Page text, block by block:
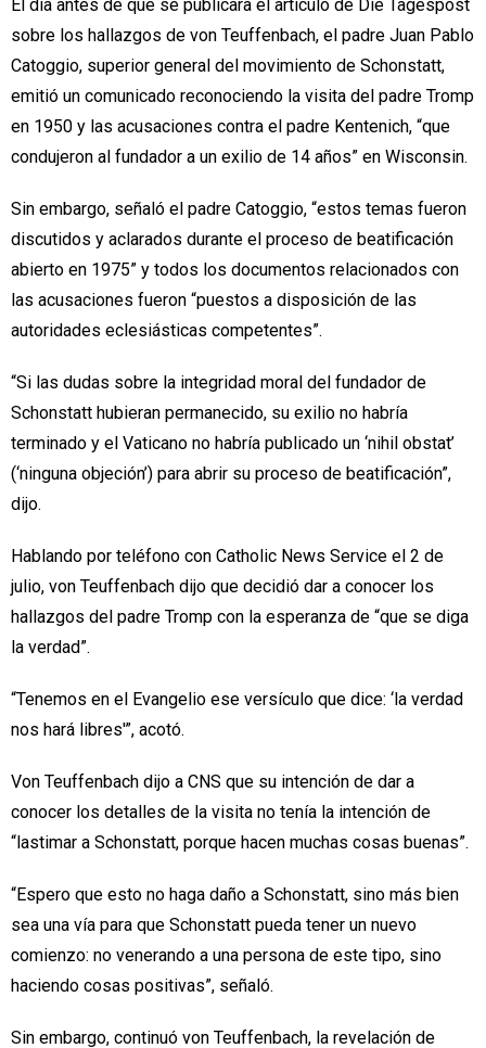
El día antes de que se publicara el artículo de Die Tagespost
sobre los hallazgos de von Teuffenbach, el padre Juan Pablo
Catoggio, superior general del movimiento de Schonstatt,
emitió un comunicado reconociendo la visita del padre Tromp
en 1950 y las acusaciones contra el padre Kentenich, “que
condujeron al fundador a un exilio de 14 años” en Wisconsin.
Sin embargo, señaló el padre Catoggio, “estos temas fueron
discutidos y aclarados durante el proceso de beatificación
abierto en 1975” y todos los documentos relacionados con
las acusaciones fueron “puestos a disposición de las
autoridades eclesiásticas competentes”.
“Si las dudas sobre la integridad moral del fundador de
Schonstatt hubieran permanecido, su exilio no habría
terminado y el Vaticano no habría publicado un ‘nihil obstat’
(‘ninguna objeción’) para abrir su proceso de beatificación”,
dijo.
Hablando por teléfono con Catholic News Service el 2 de
julio, von Teuffenbach dijo que decidió dar a conocer los
hallazgos del padre Tromp con la esperanza de “que se diga
la verdad”.
“Tenemos en el Evangelio ese versículo que dice: ‘la verdad
nos hará libres'”, acotó.
Von Teuffenbach dijo a CNS que su intención de dar a
conocer los detalles de la visita no tenía la intención de
“lastimar a Schonstatt, porque hacen muchas cosas buenas”.
“Espero que esto no haga daño a Schonstatt, sino más bien
sea una vía para que Schonstatt pueda tener un nuevo
comienzo: no venerando a una persona de este tipo, sino
haciendo cosas positivas”, señaló.
Sin embargo, continuó von Teuffenbach, la revelación de